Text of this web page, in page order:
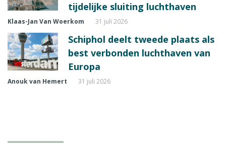
tijdelijke sluiting luchthaven
Klaas-Jan Van Woerkom 31 juli 2026
Schiphol deelt tweede plaats als
best verbonden luchthaven van
Europa
Anouk van Hemert 31 juli 2026